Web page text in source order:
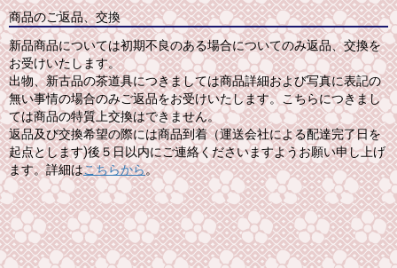
商品のご返品、交換
新品商品については初期不良のある場合についてのみ返品、交換を
お受けいたします。
出物、新古品の茶道具につきましては商品詳細および写真に表記の
無い事情の場合のみご返品をお受けいたします。こちらにつきまし
ては商品の特質上交換はできません。
返品及び交換希望の際には商品到着（運送会社による配達完了日を
起点とします)後５日以内にご連絡くださいますようお願い申し上げ
ます。詳細はこちらから。